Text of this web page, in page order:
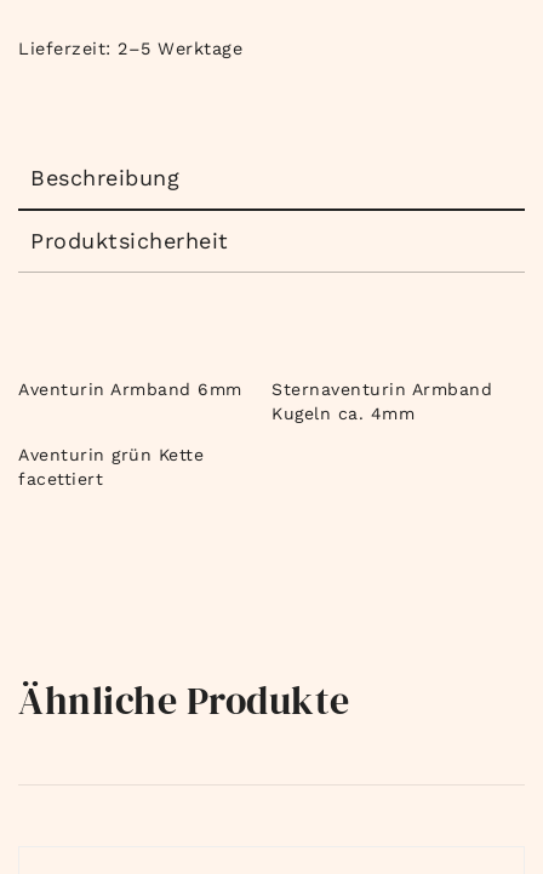
Lieferzeit: 2–5 Werktage
Beschreibung
Produktsicherheit
Aventurin Armband 6mm
Sternaventurin Armband
Kugeln ca. 4mm
Aventurin grün Kette
facettiert
Ähnliche Produkte